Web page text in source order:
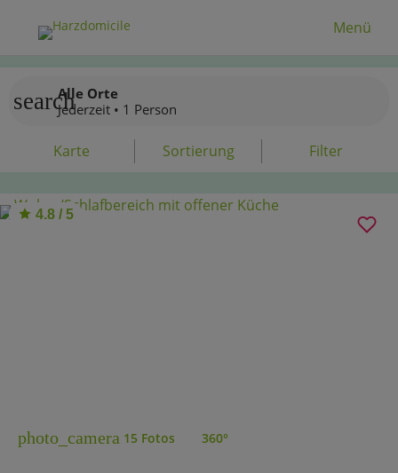
Menü
searchAlle Orte
Jederzeit • 1 Person
Karte Sortierung Filter
4.8 / 5
photo_camera 15 Fotos 360°